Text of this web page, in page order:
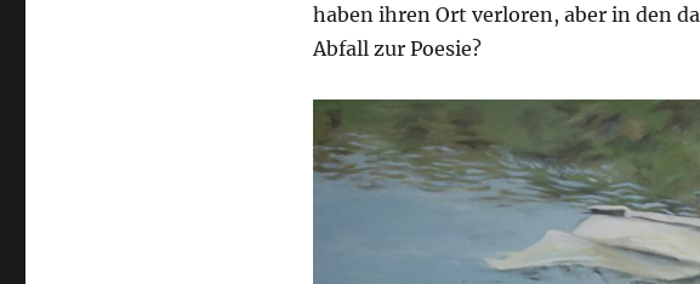
haben ihren Ort verloren, aber in den
Abfall zur Poesie?